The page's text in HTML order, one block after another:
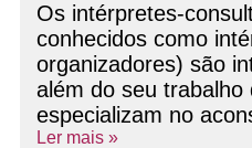
Os intérpretes-
conhecidos como
organizadores) são
além do seu
especializam no
Ler mais »